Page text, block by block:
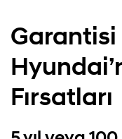
Fırsatları